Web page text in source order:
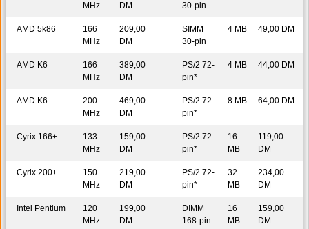
MHz
DM
30-pin
AMD 5k86
166
MHz
209,00
DM
SIMM
30-pin
4 MB 49,00 DM
AMD K6
166
MHz
389,00
DM
PS/2 72-
pin*
4 MB 44,00 DM
AMD K6
200
MHz
469,00
DM
PS/2 72-
pin*
8 MB 64,00 DM
Cyrix 166+
133
MHz
159,00
DM
PS/2 72-
pin*
16
MB
119,00
DM
Cyrix 200+
150
MHz
219,00
DM
PS/2 72-
pin*
32
MB
234,00
DM
Intel Pentium
120
MHz
199,00
DM
DIMM
168-pin
16
MB
159,00
DM